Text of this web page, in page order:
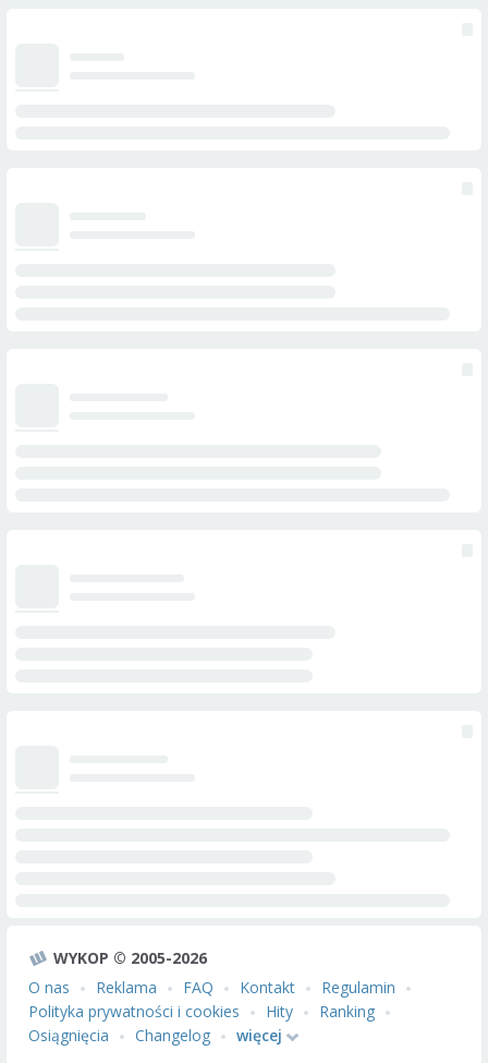
WYKOP © 2005-2026
O nas
Reklama FAQ Kontakt
Regulamin
Polityka prywatności i cookies
Hity
Ranking
Osiągnięcia
Changelog więcej